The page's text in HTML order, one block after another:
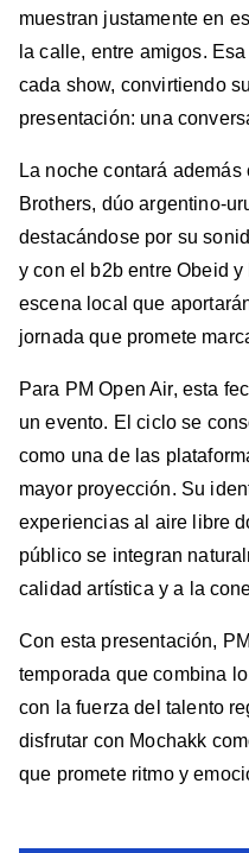
muestran justamente en
la calle, entre amigos.
cada show, convirtiendo
presentación: una
La noche contará
Brothers, dúo argentino-
destacándose por su
y con el b2b entre Obeid
escena local que
jornada que promete
Para PM Open Air, esta
un evento. El ciclo se
como una de las
mayor proyección. Su
experiencias al aire libre
público se integran
calidad artística y a la
Con esta presentación,
temporada que combina
con la fuerza del talento
disfrutar con Mochakk
que promete ritmo y